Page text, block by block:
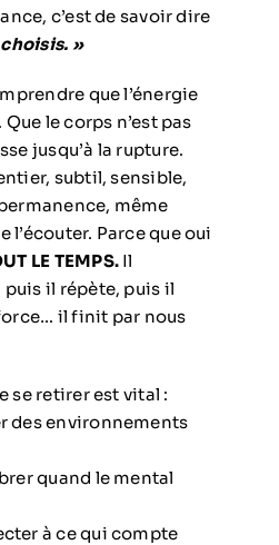
c’est de savoir dire
»
que l’énergie
le corps n’est pas
jusqu’à la rupture.
subtil, sensible,
même
l’écouter. Parce que oui
LE TEMPS.Il
puis il répète, puis il
il finit par nous
se retirer est vital :
des environnements
quand le mental
à ce qui compte